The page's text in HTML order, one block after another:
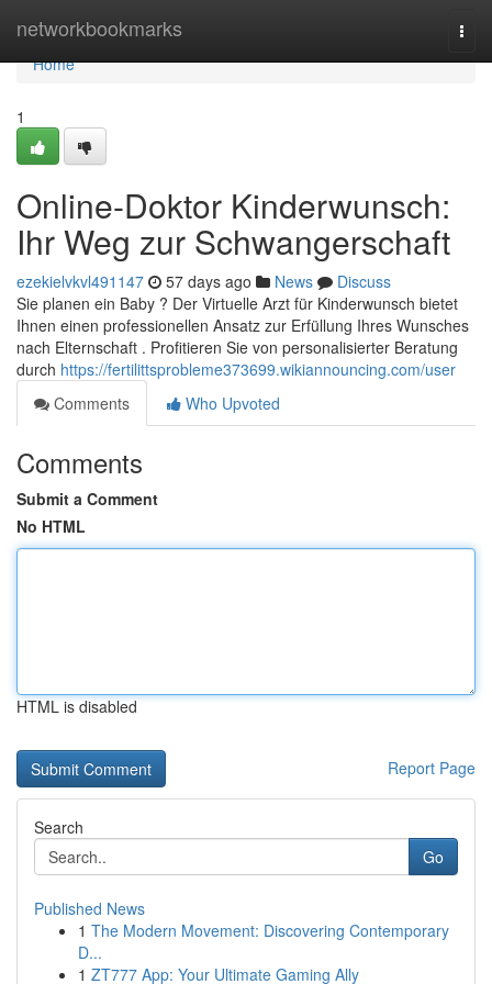
networkbookmarks
Home
Home
1
Online-Doktor Kinderwunsch:
Ihr Weg zur Schwangerschaft
ezekielvkvl491147 57 days ago News
Discuss
Sie planen ein Baby ? Der Virtuelle Arzt für Kinderwunsch bietet
Ihnen einen professionellen Ansatz zur Erfüllung Ihres Wunsches
nach Elternschaft . Profitieren Sie von personalisierter Beratung
durch https://fertilittsprobleme373699.wikiannouncing.com/user
Comments
Who Upvoted
Comments
Submit a Comment
No HTML
HTML is disabled
Report Page
Search
Go
Published News
1 The Modern Movement: Discovering Contemporary
D...
1 ZT777 App: Your Ultimate Gaming Ally